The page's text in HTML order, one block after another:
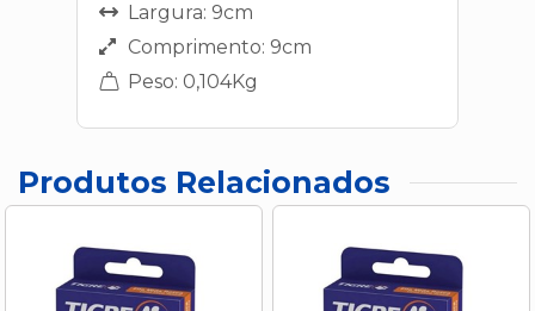
Largura: 9cm
Comprimento: 9cm
Peso: 0,104Kg
Produtos Relacionados